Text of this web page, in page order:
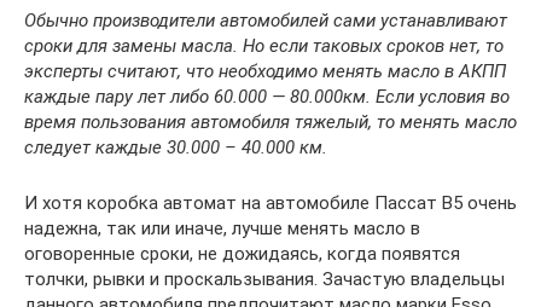
Обычно производители автомобилей сами устанавливают
сроки для замены масла. Но если таковых сроков нет, то
эксперты считают, что необходимо менять масло в АКПП
каждые пару лет либо 60.000 — 80.000км. Если условия во
время пользования автомобиля тяжелый, то менять масло
следует каждые 30.000 – 40.000 км.
И хотя коробка автомат на автомобиле Пассат B5 очень
надежна, так или иначе, лучше менять масло в
оговоренные сроки, не дожидаясь, когда появятся
толчки, рывки и проскальзывания. Зачастую владельцы